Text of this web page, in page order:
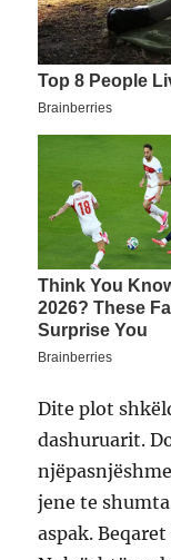
Dite plot
dashuruarit.
jene te
aspak.